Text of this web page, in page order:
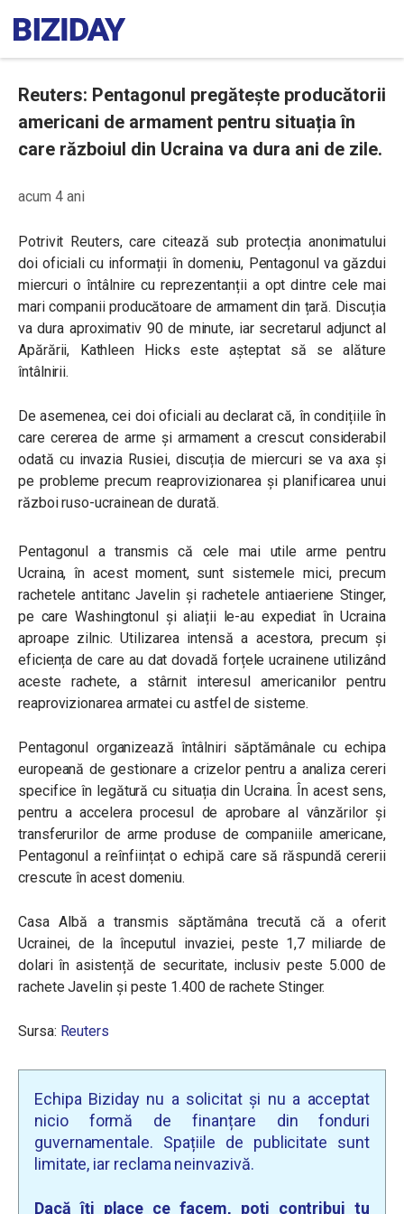
Reuters: Pentagonul pregătește producătorii
americani de armament pentru situația în
care războiul din Ucraina va dura ani de zile.
acum 4 ani
Potrivit Reuters, care citează sub protecția anonimatului
doi oficiali cu informații în domeniu, Pentagonul va găzdui
miercuri o întâlnire cu reprezentanții a opt dintre cele mai
mari companii producătoare de armament din țară. Discuția
va dura aproximativ 90 de minute, iar secretarul adjunct al
Apărării, Kathleen Hicks este așteptat să se alăture
întâlnirii.
De asemenea, cei doi oficiali au declarat că, în condițiile în
care cererea de arme și armament a crescut considerabil
odată cu invazia Rusiei, discuția de miercuri se va axa și
pe probleme precum reaprovizionarea și planificarea unui
război ruso-ucrainean de durată.
Pentagonul a transmis că cele mai utile arme pentru
Ucraina, în acest moment, sunt sistemele mici, precum
rachetele antitanc Javelin și rachetele antiaeriene Stinger,
pe care Washingtonul și aliații le-au expediat în Ucraina
aproape zilnic. Utilizarea intensă a acestora, precum și
eficiența de care au dat dovadă forțele ucrainene utilizând
aceste rachete, a stârnit interesul americanilor pentru
reaprovizionarea armatei cu astfel de sisteme.
Pentagonul organizează întâlniri săptămânale cu echipa
europeană de gestionare a crizelor pentru a analiza cereri
specifice în legătură cu situația din Ucraina. În acest sens,
pentru a accelera procesul de aprobare al vânzărilor și
transferurilor de arme produse de companiile americane,
Pentagonul a reînființat o echipă care să răspundă cererii
crescute în acest domeniu.
Casa Albă a transmis săptămâna trecută că a oferit
Ucrainei, de la începutul invaziei, peste 1,7 miliarde de
dolari în asistență de securitate, inclusiv peste 5.000 de
rachete Javelin și peste 1.400 de rachete Stinger.
Sursa: Reuters
Echipa Biziday nu a solicitat și nu a acceptat
nicio formă de finanțare din fonduri
guvernamentale. Spațiile de publicitate sunt
limitate, iar reclama neinvazivă.
Dacă îți place ce facem, poți contribui tu